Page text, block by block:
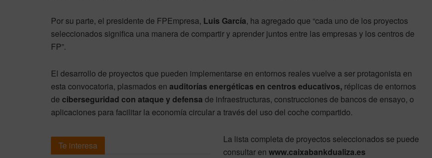
Por su parte, el presidente de FPEmpresa, Luis García, ha agregado que “cada uno de los proyectos
seleccionados significa una manera de compartir y aprender juntos entre las empresas y los centros de
FP”.
El desarrollo de proyectos que pueden implementarse en entornos reales vuelve a ser protagonista en
esta convocatoria, plasmados en auditorías energéticas en centros educativos, réplicas de entornos
de ciberseguridad con ataque y defensa de infraestructuras, construcciones de bancos de ensayo, o
aplicaciones para facilitar la economía circular a través del uso del coche compartido.
Te interesa
La lista completa de proyectos seleccionados se puede
consultar en www.caixabankdualiza.es